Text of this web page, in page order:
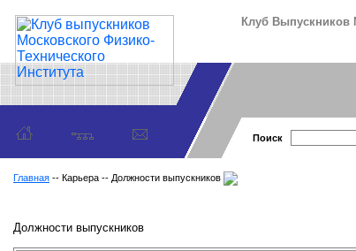
Клуб Выпускников
Поиск
Главная -- Карьера -- Должности выпускников
Должности выпускников